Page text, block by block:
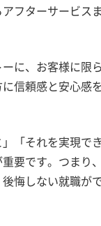
フターサービス
に、お客様に限
信頼感と安心感
「それを実現で
要です。つまり
悔しない就職が